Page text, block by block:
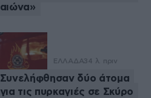
αιώνα»
ΕΛΛΑΔΑ34 λ. πριν
Συνελήφθησαν δύο άτομα
για τις πυρκαγιές σε Σκύρο